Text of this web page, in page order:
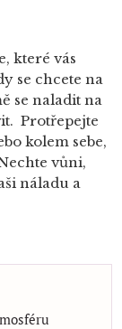
které vás
se chcete na
se naladit na
Protřepejte
kolem sebe,
vůni,
náladu a